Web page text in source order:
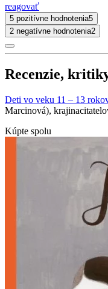
reagovať
5 pozitívne hodnotenia5
2 negatívne hodnotenia2
Recenzie,
Deti vo veku 11 – 13
Marcinová),
Kúpte spolu